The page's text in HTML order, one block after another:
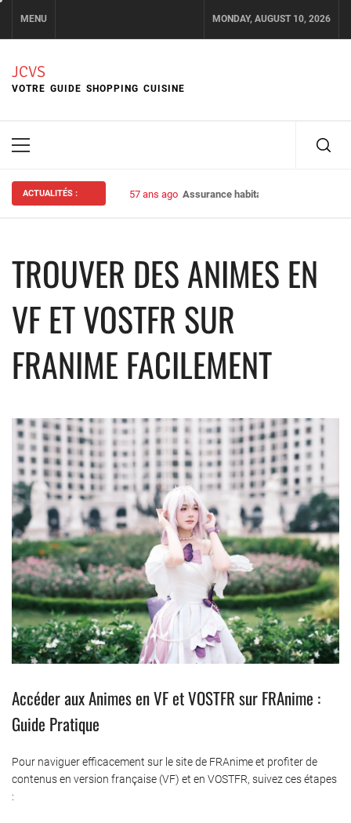
content
MENU MONDAY, AUGUST 10, 2026
JCVS
VOTRE GUIDE SHOPPING CUISINE
Primary
ACTUALITÉS : 57 ans ago Assurance habitation : bien choisir
TROUVER DES ANIMES EN
VF ET VOSTFR SUR
FRANIME FACILEMENT
Accéder aux Animes en VF et VOSTFR sur FRAnime :
Guide Pratique
Pour naviguer efficacement sur le site de FRAnime et profiter de
contenus en version française (VF) et en VOSTFR, suivez ces étapes
: